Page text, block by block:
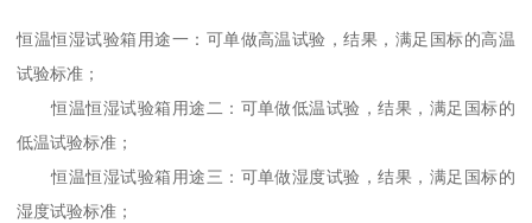
恒温恒湿试验箱用途一：可单做高温试验，结果，满足国标的高温
试验标准；
恒温恒湿试验箱用途二：可单做低温试验，结果，满足国标的
低温试验标准；
恒温恒湿试验箱用途三：可单做湿度试验，结果，满足国标的
湿度试验标准；